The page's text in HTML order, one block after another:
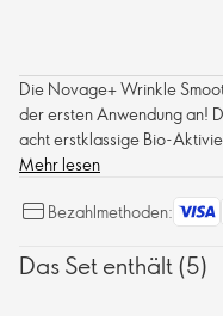
Die Novage+ Wrinkle
der ersten Anwendung an!
acht erstklassige Bio-
Ursprungs, die
Linien zu mildern und die
Mehr lesen
Bezahlmethoden:
Das Set enthält (5)